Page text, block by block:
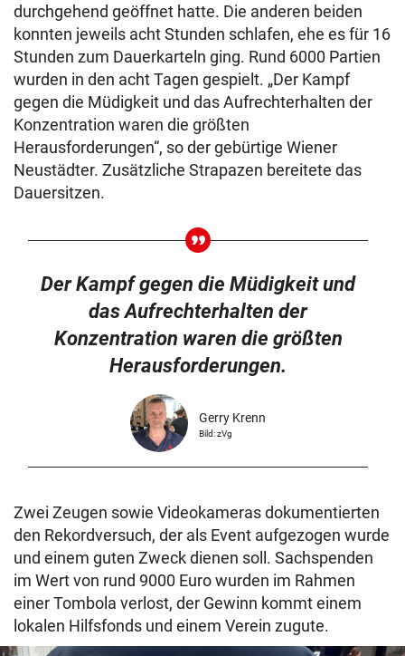
durchgehend geöffnet hatte. Die anderen beiden
konnten jeweils acht Stunden schlafen, ehe es für 16
Stunden zum Dauerkarteln ging. Rund 6000 Partien
wurden in den acht Tagen gespielt. „Der Kampf
gegen die Müdigkeit und das Aufrechterhalten der
Konzentration waren die größten
Herausforderungen“, so der gebürtige Wiener
Neustädter. Zusätzliche Strapazen bereitete das
Dauersitzen.
Der Kampf gegen die Müdigkeit und
das Aufrechterhalten der
Konzentration waren die größten
Herausforderungen.
Gerry Krenn
Bild: zVg
Zwei Zeugen sowie Videokameras dokumentierten
den Rekordversuch, der als Event aufgezogen wurde
und einem guten Zweck dienen soll. Sachspenden
im Wert von rund 9000 Euro wurden im Rahmen
einer Tombola verlost, der Gewinn kommt einem
lokalen Hilfsfonds und einem Verein zugute.